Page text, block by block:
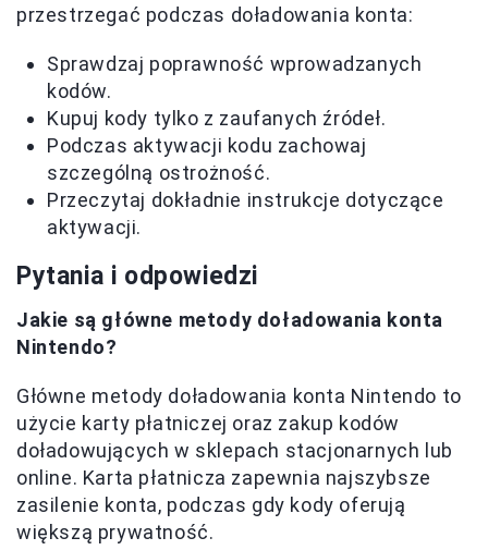
przestrzegać podczas doładowania konta:
Sprawdzaj poprawność wprowadzanych
kodów.
Kupuj kody tylko z zaufanych źródeł.
Podczas aktywacji kodu zachowaj
szczególną ostrożność.
Przeczytaj dokładnie instrukcje dotyczące
aktywacji.
Pytania i odpowiedzi
Jakie są główne metody doładowania konta
Nintendo?
Główne metody doładowania konta Nintendo to
użycie karty płatniczej oraz zakup kodów
doładowujących w sklepach stacjonarnych lub
online. Karta płatnicza zapewnia najszybsze
zasilenie konta, podczas gdy kody oferują
większą prywatność.